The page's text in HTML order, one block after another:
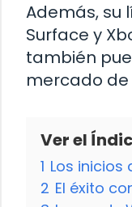
Además, su
Surface y
también
mercado
Ver el
1 Los inicios
2 El éxito